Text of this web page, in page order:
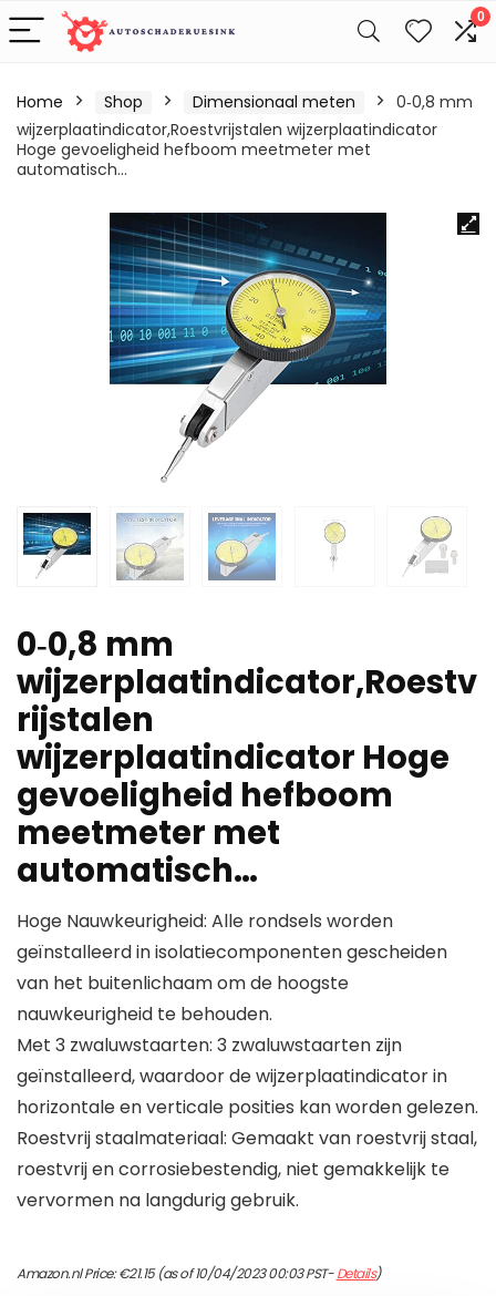
0
Home Shop Dimensionaal meten
0‑0,8 mm
wijzerplaatindicator,Roestvrijstalen wijzerplaatindicator
Hoge gevoeligheid hefboom meetmeter met
automatisch…
0‑0,8 mm
wijzerplaatindicator,Roestv
rijstalen
wijzerplaatindicator Hoge
gevoeligheid hefboom
meetmeter met
automatisch…
Hoge Nauwkeurigheid: Alle rondsels worden
geïnstalleerd in isolatiecomponenten gescheiden
van het buitenlichaam om de hoogste
nauwkeurigheid te behouden.
Met 3 zwaluwstaarten: 3 zwaluwstaarten zijn
geïnstalleerd, waardoor de wijzerplaatindicator in
horizontale en verticale posities kan worden gelezen.
Roestvrij staalmateriaal: Gemaakt van roestvrij staal,
roestvrij en corrosiebestendig, niet gemakkelijk te
vervormen na langdurig gebruik.
Amazon.nl Price:€21.15(as of 10/04/2023 00:03 PST-Details)